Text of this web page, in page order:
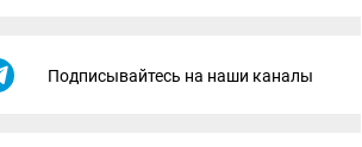
Подписывайтесь на наши каналы